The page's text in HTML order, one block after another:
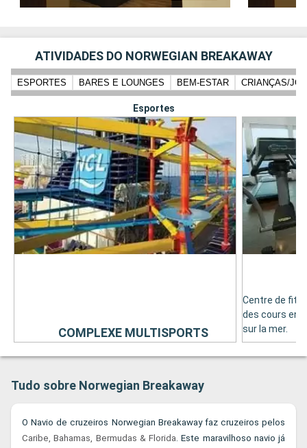
ATIVIDADES DO NORWEGIAN BREAKAWAY
ESPORTES BARES E LOUNGES BEM-ESTAR CRIANÇAS/
Esportes
COMPLEXE MULTISPORTS
Centre de
des cours en
sur la mer.
Tudo sobre Norwegian Breakaway
O Navio de cruzeiros Norwegian Breakaway faz cruzeiros pelos
Caribe, Bahamas, Bermudas & Florida. Este maravilhoso navio já